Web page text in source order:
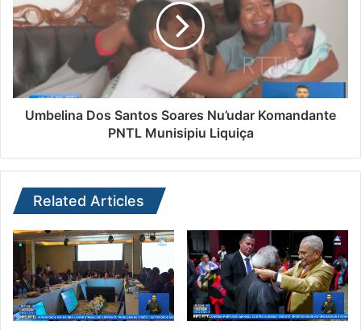
Umbelina Dos Santos Soares Nu’udar Komandante
PNTL Munisipiu Liquiça
Related Articles